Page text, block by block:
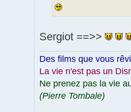
Sergiot ==>>
Des films que vous
La vie n'est pas un
Ne prenez pas la vie
(Pierre Tombale)